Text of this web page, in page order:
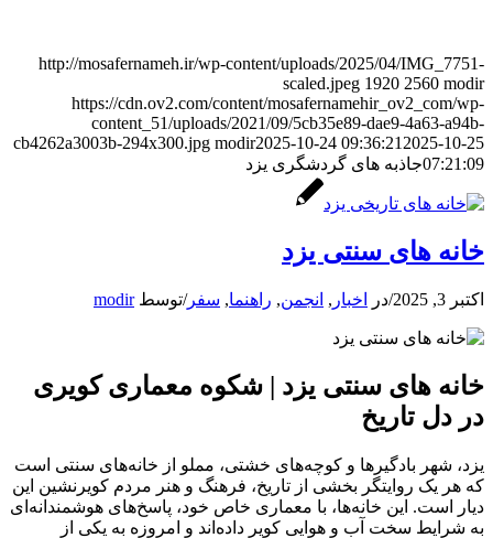
http://mosafernameh.ir/wp-content/uploads/2025/04/IMG_7751-
scaled.jpeg 1920 2560 modir
https://cdn.ov2.com/content/mosafernamehir_ov2_com/wp-
content_51/uploads/2021/09/5cb35e89-dae9-4a63-a94b-
cb4262a3003b-294x300.jpg modir2025-10-24 09:36:21 2025-10-25
07:21:09جاذبه های گردشگری یزد
خانه های سنتی یزد
اکتبر 3, 2025 /در اخبار , انجمن, راهنما, سفر/توسطmodir
خانه های سنتی یزد | شکوه معماری کویری
در دل تاریخ
یزد، شهر بادگیرها و کوچه‌های خشتی، مملو از خانه‌های سنتی است
که هر یک روایتگر بخشی از تاریخ، فرهنگ و هنر مردم کویرنشین این
دیار است. این خانه‌ها، با معماری خاص خود، پاسخ‌های هوشمندانه‌ای
به شرایط سخت آب و هوایی کویر داده‌اند و امروزه به یکی از